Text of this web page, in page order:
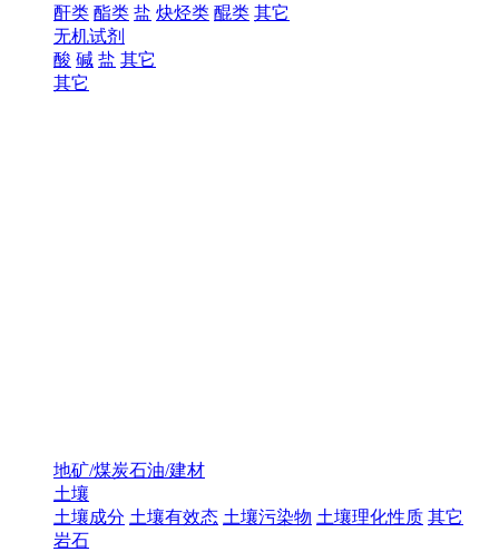
酐类 酯类 盐 炔烃类 醌类 其它
无机试剂
酸 碱 盐 其它
其它
地矿/煤炭石油/建材
土壤
土壤成分 土壤有效态 土壤污染物 土壤理化性质 其它
岩石